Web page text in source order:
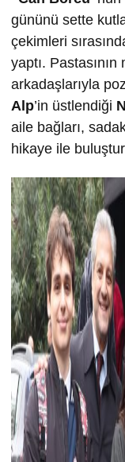
gününü sette
çekimleri
yaptı.
arkadaşlarıyla poz
Alp’in üstlendiği
aile bağları,
hikaye ile